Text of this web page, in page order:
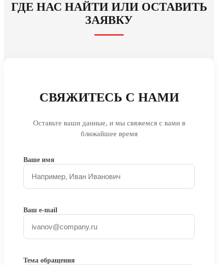
ГДЕ НАС НАЙТИ ИЛИ ОСТАВИТЬ
ЗАЯВКУ
СВЯЖИТЕСЬ С НАМИ
Оставьте ваши данные, и мы свяжемся с вами в
ближайшее время
Ваше имя
Ваш e-mail
Тема обращения